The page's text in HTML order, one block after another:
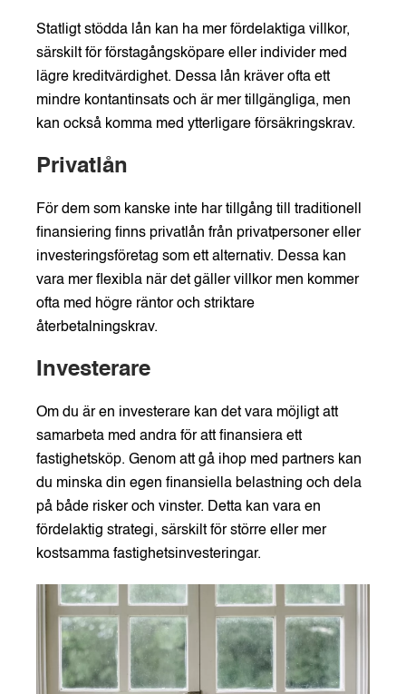
Statligt stödda lån kan ha mer fördelaktiga villkor,
särskilt för förstagångsköpare eller individer med
lägre kreditvärdighet. Dessa lån kräver ofta ett
mindre kontantinsats och är mer tillgängliga, men
kan också komma med ytterligare försäkringskrav.
Privatlån
För dem som kanske inte har tillgång till traditionell
finansiering finns privatlån från privatpersoner eller
investeringsföretag som ett alternativ. Dessa kan
vara mer flexibla när det gäller villkor men kommer
ofta med högre räntor och striktare
återbetalningskrav.
Investerare
Om du är en investerare kan det vara möjligt att
samarbeta med andra för att finansiera ett
fastighetsköp. Genom att gå ihop med partners kan
du minska din egen finansiella belastning och dela
på både risker och vinster. Detta kan vara en
fördelaktig strategi, särskilt för större eller mer
kostsamma fastighetsinvesteringar.